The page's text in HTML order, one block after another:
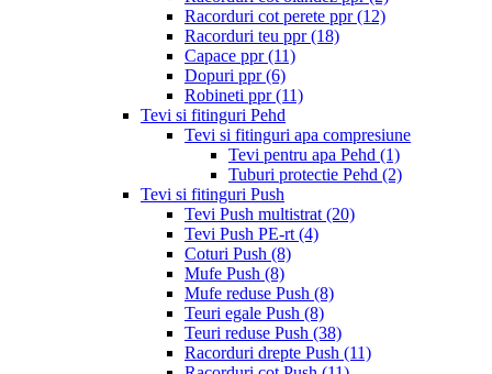
Racorduri cot perete ppr(12)
Racorduri teu ppr(18)
Capace ppr(11)
Dopuri ppr(6)
Robineti ppr(11)
Tevi si fitinguri Pehd
Tevi si fitinguri apa compresiune
Tevi pentru apa Pehd (1)
Tuburi protectie Pehd (2)
Tevi si fitinguri Push
Tevi Push multistrat (20)
Tevi Push PE-rt (4)
Coturi Push (8)
Mufe Push (8)
Mufe reduse Push (8)
Teuri egale Push (8)
Teuri reduse Push (38)
Racorduri drepte Push (11)